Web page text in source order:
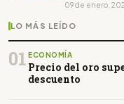
09 de enero,
LO MÁS LEÍDO
01 ECONOMÍA
Precio del oro
descuento